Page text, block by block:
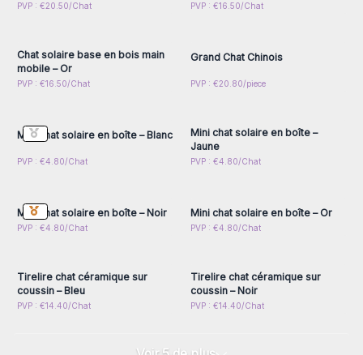
PVP : €20.50/Chat PVP : €16.50/Chat
Connectez-vous ou
Chat solaire base en bois main
mobile – Or
PVP : €16.50/Chat
Connectez-vous ou
Grand Chat Chinois
PVP : €20.80/piece
Connectez-vous ou
Mini chat solaire en boîte – Blanc
PVP : €4.80/Chat
Connectez-vous ou
Mini chat solaire en boîte –
Jaune
PVP : €4.80/Chat
Connectez-vous ou
Mini chat solaire en boîte – Noir
PVP : €4.80/Chat
Connectez-vous ou
Mini chat solaire en boîte – Or
PVP : €4.80/Chat
Connectez-vous ou
Tirelire chat céramique sur
coussin – Bleu
PVP : €14.40/Chat
Connectez-vous ou
Tirelire chat céramique sur
coussin – Noir
PVP : €14.40/Chat